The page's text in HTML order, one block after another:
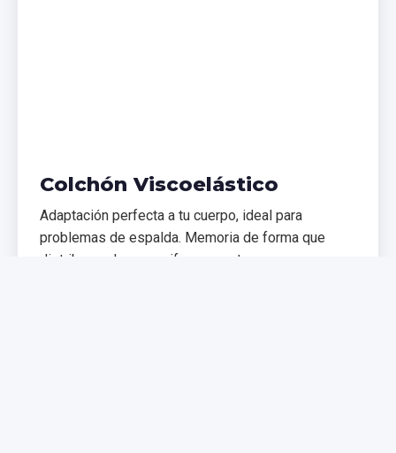
Colchón Viscoelástico
Adaptación perfecta a tu cuerpo, ideal para
problemas de espalda. Memoria de forma que
distribuye el peso uniformemente.